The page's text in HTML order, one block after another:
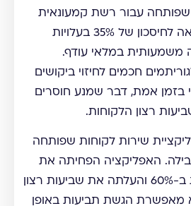
שפותחה עבור רשת קמעונאית
גדולה בישראל, שהביאה לחיסכון של 35% בעלויות
משמעותית במלאי עודף.
חכמים לחיזוי ביקושים
בזמן אמת, דבר שמנע חוסרים
רצון הלקוחות.
שירות לקוחות שפותחה
האפליקציה הפחיתה את
זמני הטיפול בתביעות ב-60% והעלתה את שביעות רצון
ב-40%. היא מאפשרת הגשת תביעות באופן